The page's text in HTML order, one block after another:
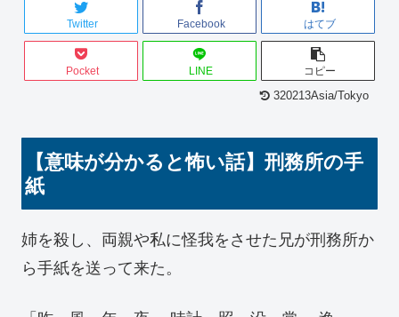
Twitter Facebook はてブ
Pocket LINE コピー
320213Asia/Tokyo
【意味が分かると怖い話】刑務所の手
紙
姉を殺し、両親や私に怪我をさせた兄が刑務所か
ら手紙を送って来た。